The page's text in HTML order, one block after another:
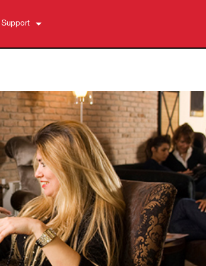
Support
Software
Downloads
Garantie
Produktregistrierung
Service